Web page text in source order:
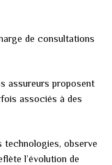
de consultations
assureurs proposent
associés à des
technologies, observe
l’évolution de